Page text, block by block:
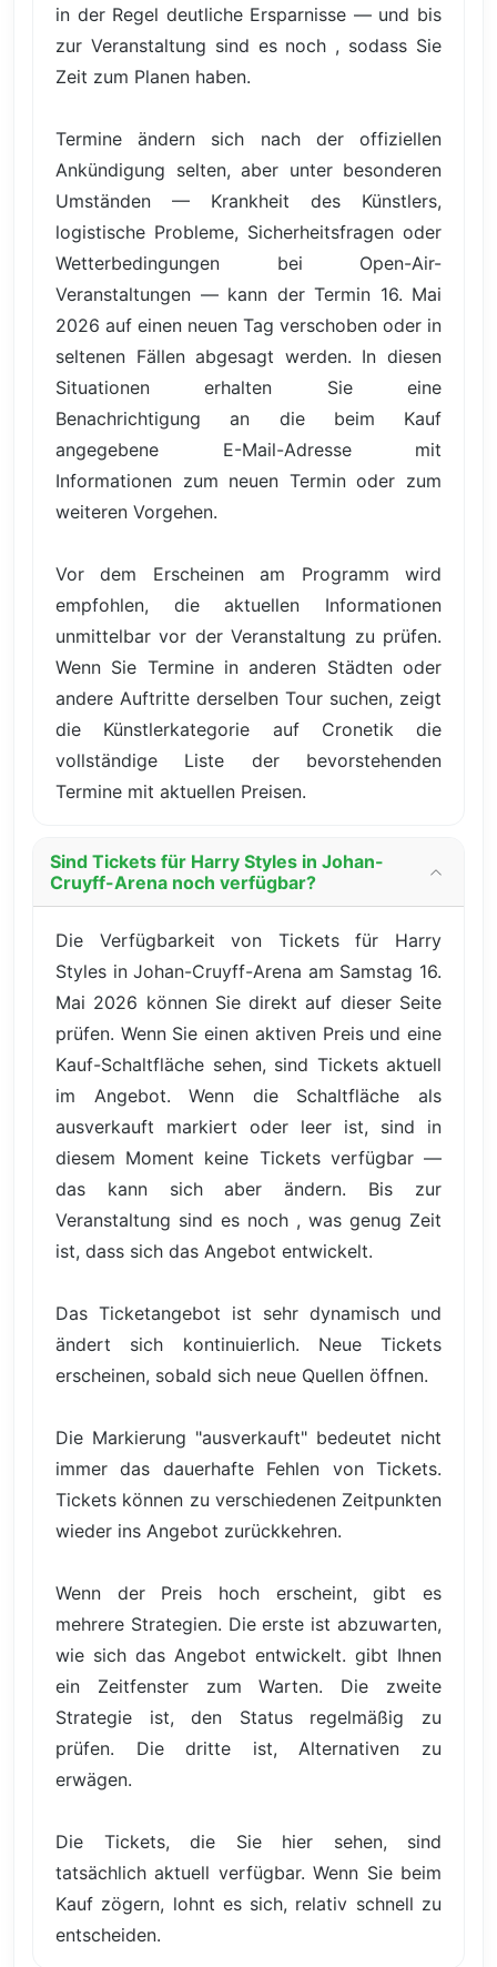
in der Regel deutliche Ersparnisse — und bis
zur Veranstaltung sind es noch , sodass Sie
Zeit zum Planen haben.
Termine ändern sich nach der offiziellen
Ankündigung selten, aber unter besonderen
Umständen — Krankheit des Künstlers,
logistische Probleme, Sicherheitsfragen oder
Wetterbedingungen bei Open-Air-
Veranstaltungen — kann der Termin 16. Mai
2026 auf einen neuen Tag verschoben oder in
seltenen Fällen abgesagt werden. In diesen
Situationen erhalten Sie eine
Benachrichtigung an die beim Kauf
angegebene E-Mail-Adresse mit
Informationen zum neuen Termin oder zum
weiteren Vorgehen.
Vor dem Erscheinen am Programm wird
empfohlen, die aktuellen Informationen
unmittelbar vor der Veranstaltung zu prüfen.
Wenn Sie Termine in anderen Städten oder
andere Auftritte derselben Tour suchen, zeigt
die Künstlerkategorie auf Cronetik die
vollständige Liste der bevorstehenden
Termine mit aktuellen Preisen.
Sind Tickets für Harry Styles in Johan-
Cruyff-Arena noch verfügbar?
Die Verfügbarkeit von Tickets für Harry
Styles in Johan-Cruyff-Arena am Samstag 16.
Mai 2026 können Sie direkt auf dieser Seite
prüfen. Wenn Sie einen aktiven Preis und eine
Kauf-Schaltfläche sehen, sind Tickets aktuell
im Angebot. Wenn die Schaltfläche als
ausverkauft markiert oder leer ist, sind in
diesem Moment keine Tickets verfügbar —
das kann sich aber ändern. Bis zur
Veranstaltung sind es noch , was genug Zeit
ist, dass sich das Angebot entwickelt.
Das Ticketangebot ist sehr dynamisch und
ändert sich kontinuierlich. Neue Tickets
erscheinen, sobald sich neue Quellen öffnen.
Die Markierung "ausverkauft" bedeutet nicht
immer das dauerhafte Fehlen von Tickets.
Tickets können zu verschiedenen Zeitpunkten
wieder ins Angebot zurückkehren.
Wenn der Preis hoch erscheint, gibt es
mehrere Strategien. Die erste ist abzuwarten,
wie sich das Angebot entwickelt. gibt Ihnen
ein Zeitfenster zum Warten. Die zweite
Strategie ist, den Status regelmäßig zu
prüfen. Die dritte ist, Alternativen zu
erwägen.
Die Tickets, die Sie hier sehen, sind
tatsächlich aktuell verfügbar. Wenn Sie beim
Kauf zögern, lohnt es sich, relativ schnell zu
entscheiden.